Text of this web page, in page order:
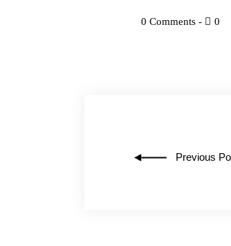
0 Comments 0
Previous